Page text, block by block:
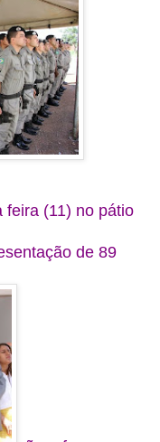
feira (11) no pátio
de 89